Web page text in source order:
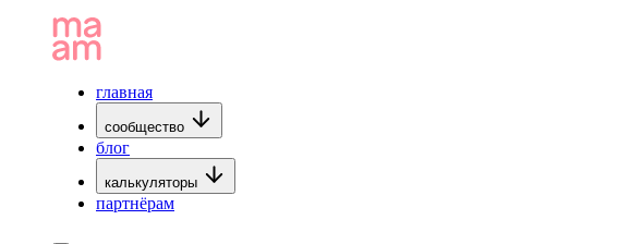
главная
сообщество
блог
калькуляторы
партнёрам